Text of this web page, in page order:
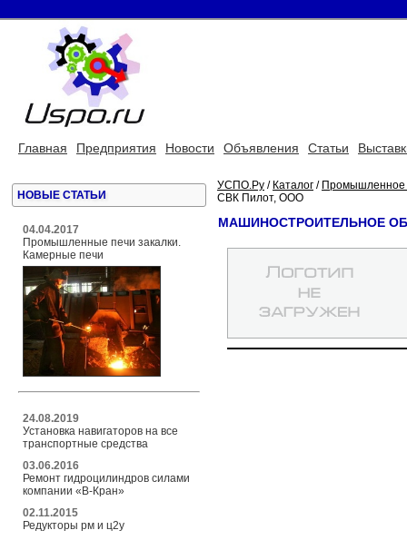
Главная Предприятия Новости Объявления Статьи
НОВЫЕ СТАТЬИ
04.04.2017
Промышленные печи закалки.
Камерные печи
24.08.2019
Установка навигаторов на все
транспортные средства
03.06.2016
Ремонт гидроцилиндров силами
компании «В-Кран»
02.11.2015
Редукторы рм и ц2у
УСПО.Ру / Каталог / Промышленное
СВК Пилот, ООО
МАШИНОСТРОИТЕЛЬНОЕ